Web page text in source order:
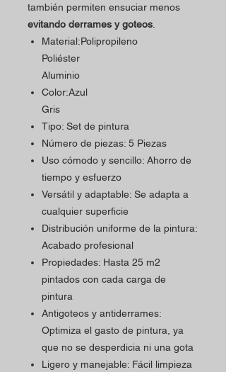
también permiten ensuciar menos
evitando derrames y goteos
Material:Polipropileno
Poliéster
Aluminio
Color:Azul
Gris
Tipo: Set de pintura
Número de piezas: 5 Piezas
Uso cómodo y sencillo: Ahorro de
tiempo y esfuerzo
Versátil y adaptable: Se adapta a
cualquier superficie
Distribución uniforme de la pintura:
Acabado profesional
Propiedades: Hasta 25 m2
pintados con cada carga de
pintura
Antigoteos y antiderrames:
Optimiza el gasto de pintura, ya
que no se desperdicia ni una gota
Ligero y manejable: Fácil limpieza